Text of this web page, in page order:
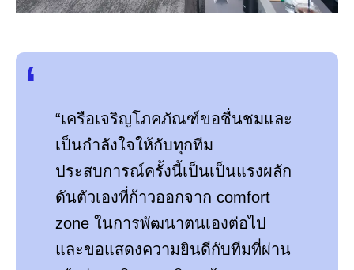
“เครือเจริญโภคภัณฑ์ขอชื่นชมและ
เป็นกำลังใจให้กับทุกทีม
ประสบการณ์ครั้งนี้เป็นเป็นแรงผลัก
ดันตัวเองที่ก้าวออกจาก comfort
zone ในการพัฒนาตนเองต่อไป
และขอแสดงความยินดีกับทีมที่ผ่าน